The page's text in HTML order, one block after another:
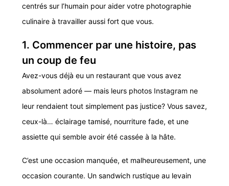
centrés sur l’humain pour aider votre photographie
culinaire à travailler aussi fort que vous.
1. Commencer par une histoire, pas
un coup de feu
Avez-vous déjà eu un restaurant que vous avez
absolument adoré — mais leurs photos Instagram ne
leur rendaient tout simplement pas justice? Vous savez,
ceux-là… éclairage tamisé, nourriture fade, et une
assiette qui semble avoir été cassée à la hâte.
C’est une occasion manquée, et malheureusement, une
occasion courante. Un sandwich rustique au levain